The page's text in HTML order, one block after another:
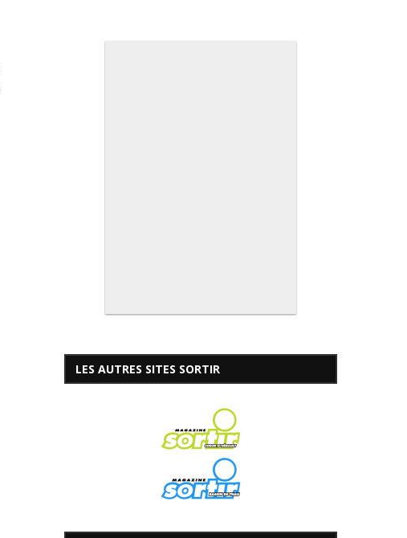
LES AUTRES SITES SORTIR